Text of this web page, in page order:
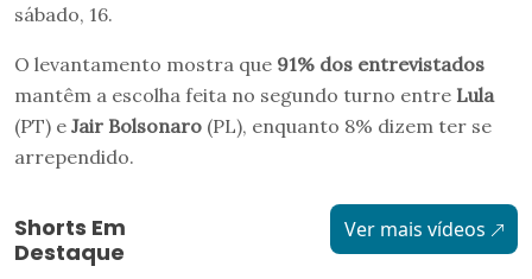
sábado, 16.
O levantamento mostra que 91% dos entrevistados
mantêm a escolha feita no segundo turno entre Lula
(PT) e Jair Bolsonaro (PL), enquanto 8% dizem ter se
arrependido.
Shorts Em
Destaque
Ver mais vídeos